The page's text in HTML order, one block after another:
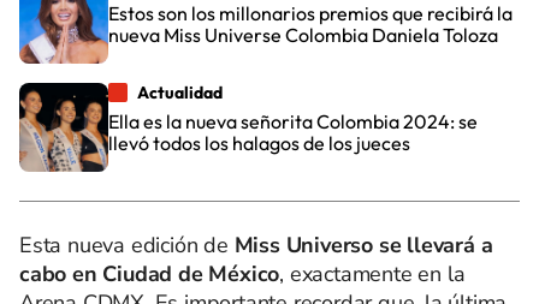
Estos son los millonarios premios que recibirá la
nueva Miss Universe Colombia Daniela Toloza
Actualidad
Ella es la nueva señorita Colombia 2024: se
llevó todos los halagos de los jueces
Esta nueva edición de Miss Universo se llevará a
cabo en Ciudad de México, exactamente en la